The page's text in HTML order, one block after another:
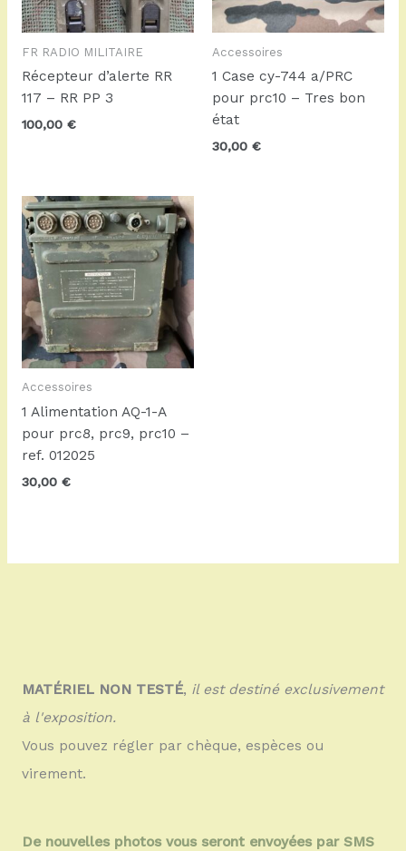
FR RADIO MILITAIRE
Récepteur d’alerte RR
117 – RR PP 3
100,00 €
Accessoires
1 Case cy-744 a/PRC
pour prc10 – Tres bon
état
30,00 €
Accessoires
1 Alimentation AQ-1-A
pour prc8, prc9, prc10 –
ref. 012025
30,00 €
MATÉRIEL NON TESTÉ, il est destiné exclusivement
à l'exposition.
Vous pouvez régler par chèque, espèces ou
virement.
De nouvelles photos vous seront envoyées par SMS